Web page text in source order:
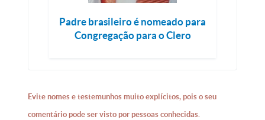
Padre brasileiro é nomeado para
Congregação para o Clero
Evite nomes e testemunhos muito explícitos, pois o seu
comentário pode ser visto por pessoas conhecidas.